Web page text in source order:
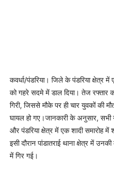
कवर्धा/पंडरिया। जिले के पंडरिया क्षेत्र
को गहरे सदमे में डाल दिया। तेज रफ्तार
गिरी, जिससे मौके पर ही चार युवकों की
घायल हो गए।जानकारी के अनुसार, सभी
और पंडरिया क्षेत्र में एक शादी समारोह
इसी दौरान पांडातराई थाना क्षेत्र में
में गिर गई।